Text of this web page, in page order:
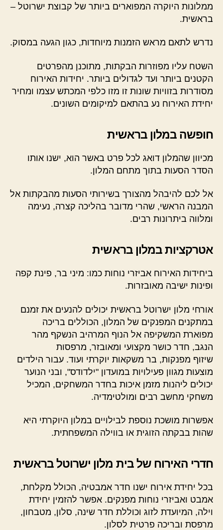
ממלונות היוקרה המפוארים ביותר של קבוצת ישרוטל –
בראשית.
נדרש לתאם מראש הזמנות מיוחדות, כגון הגעה במסוק.
השטח עליו מפוזרות הבקתות, מתוכנן מהפרטים
הקטנים ביותר ועד לגדולים ביותר. יחידות האירוח
מסודרות בזוויות שונות זו מזו כלפי המכתש עצמו ומחיר
יחידת האירוח נע בהתאם למיקומים השונים.
חופשה במלון בראשית
מכיוון שהמלון דואג לכל פרט באשר הוא, ישנו אותו
הסדר הסעות בתוך מתחם המלון.
אל לכם להיבהל מהצורך בשירותי הסעות מהבקתות אל
המבנה הראשי, שהרי מדובר בהליכה קצרה, נעימה
ומלווה ביתרונות רבים.
אטרקציות במלון בראשית
ביחידות האירוח אביזרי נוחות כמו: מיני בר, פינת קפה
ופינות ישיבה מאובזרות.
אורחי מלון ישרוטל בראשית יכולים להנעים את זמנם
במתקנים המפנקים של המלון, הכוללים בריכה
מפוארת המשקיפה אל הנוף המרהיב הנשקף מהר
הנגב, חדר כושר מקצועי ומאובזר, מרפסות
שיזוף מפנקות, בר משקאות יוקרתי ועוד. עבור הילדים
מוצעות מגוון פעילויות במועדון "ילדודס", ובני הנוער
יכולים ליהנות מזמן איכות בחדר המשחקים, המכיל
משחקי מחשב רבים ומולטימדיה.
אפשרות מושכת נוספת לבילויים במלון היוקרתי היא
שהות בבקתה הזוגית או בווילה המשפחתית.
חדרי האירוח של בית מלון ישרוטל בראשית
בכל יחידת אירוח ישנו חדר אמבטיה, הכולל מקלחת,
אמבט ואביזרי נוחות מפנקים. אפשר להזמין יחידת
וילה, המיועדת לזוג וכוללת חדר שינה, סלון, מטבחון,
מרפסת ובריכה פרטית לסלון.